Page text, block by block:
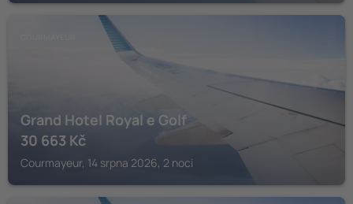
Grand Hotel Royal e Golf
30 663 Kč
Courmayeur, 14 srpna 2026, 2 noci